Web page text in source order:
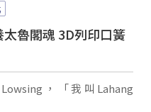
太魯閣魂 3D列印口簧
，「我叫Lahang